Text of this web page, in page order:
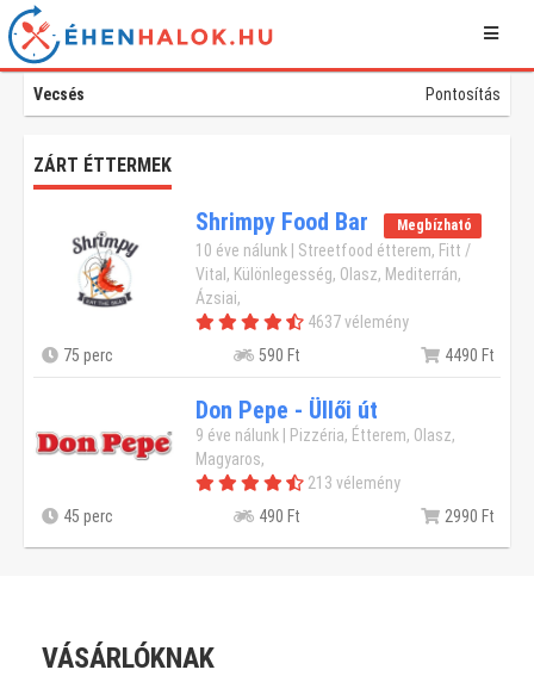
Vecsés Pontosítás
ZÁRT ÉTTERMEK
Shrimpy Food Bar Megbízható
10 éve nálunk | Streetfood étterem, Fitt /
Vital, Különlegesség, Olasz, Mediterrán,
Ázsiai,
4637 vélemény
75 perc
590 Ft 4490 Ft
Don Pepe - Üllői út
9 éve nálunk | Pizzéria, Étterem, Olasz,
Magyaros,
213 vélemény
45 perc
490 Ft 2990 Ft
VÁSÁRLÓKNAK